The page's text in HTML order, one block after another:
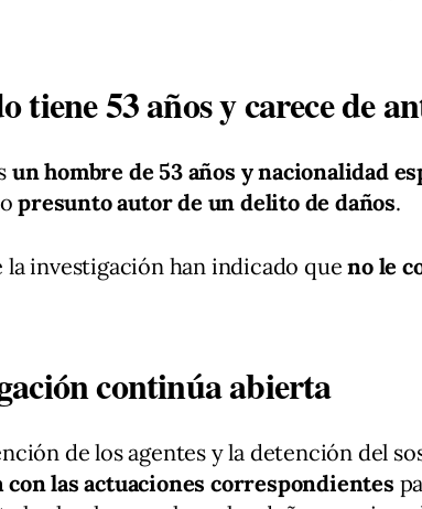
tiene 53 años y carece de
un hombre de 53 años y nacionalidad
presunto autor de un delito de daños.
la investigación han indicado queno le
continúa abierta
de los agentes y la detención del
las actuaciones correspondientes